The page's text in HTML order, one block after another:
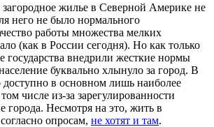
жилье в Северной Америке не
него не было нормального
работы множества мелких
(как в России сегодня). Но как только
государства внедрили жесткие нормы
буквально хлынуло за город. В
доступно в основном лишь наиболее
числе из-за зарегулированности
города. Несмотря на это, жить в
опросам, не хотят и там.